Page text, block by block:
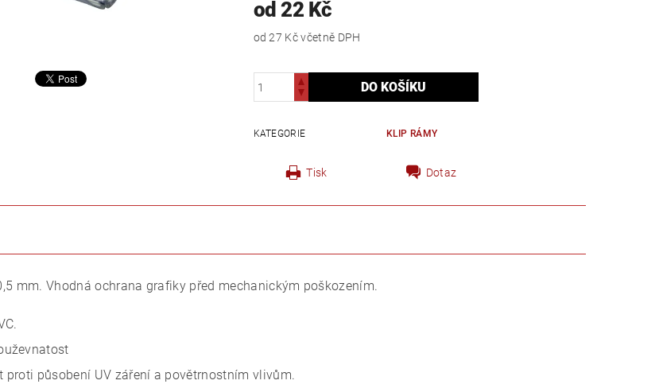
od 22 Kč
od 27 Kčvčetně DPH
KATEGORIE KLIP RÁMY
Tisk Dotaz
mm. Vhodná ochrana grafiky před mechanickým poškozením.
proti působení UV záření a povětrnostním vlivům.